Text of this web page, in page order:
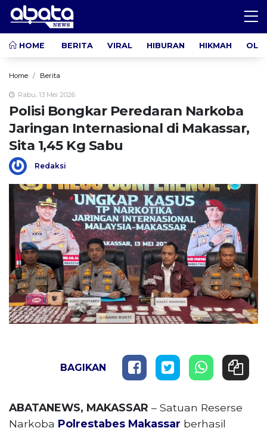
HOME BERITA VIRAL HIBURAN HIKMAH
Home Berita
Rabu, 13 Mei 2026
Polisi Bongkar Peredaran Narkoba
Jaringan Internasional di Makassar,
Sita 1,45 Kg Sabu
Redaksi
BAGIKAN
ABATANEWS, MAKASSAR – Satuan Reserse
Narkoba Polrestabes Makassar berhasil